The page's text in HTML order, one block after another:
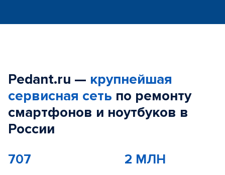
Pedant.ru — крупнейшая
сервисная сеть по ремонту
смартфонов и ноутбуков в
России
707 2 МЛН